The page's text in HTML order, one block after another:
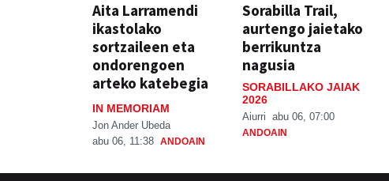
Aita Larramendi
ikastolako
sortzaileen eta
ondorengoen
arteko katebegia
IN MEMORIAM
Jon Ander Ubeda
abu 06, 11:38 ANDOAIN
Sorabilla Trail,
aurtengo jaietako
berrikuntza
nagusia
SORABILLAKO JAIAK
2026
Aiurri abu 06, 07:00
ANDOAIN